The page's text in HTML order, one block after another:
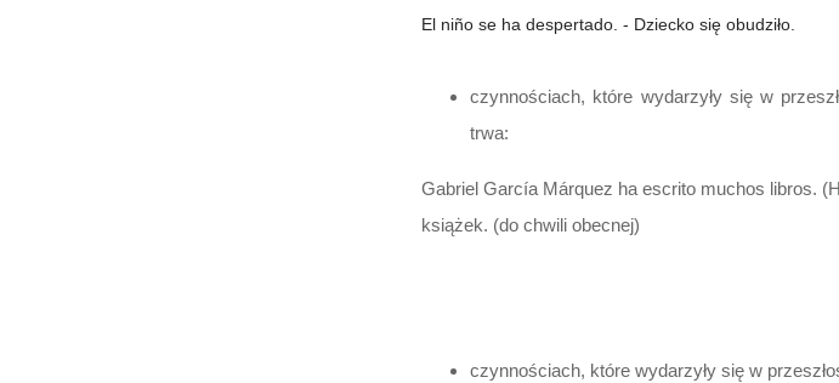
El niño se ha despertado. - Dziecko się obudziło.
czynnościach, które wydarzyły się w
trwa:
Gabriel García Márquez ha escrito muchos libros.
książek. (do chwili obecnej)
czynnościach, które wydarzyły się w